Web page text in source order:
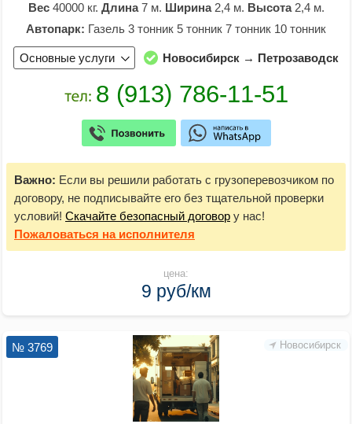
Вес40000 кг. Длина7 м. Ширина2,4 м. Высота2,4 м.
Автопарк: Газель 3 тонник 5 тонник 7 тонник 10 тонник
Основные услуги Новосибирск → Петрозаводск
Важно: Если вы решили работать с грузоперевозчиком по
договору, не подписывайте его без тщательной проверки
условий! Скачайте безопасный договор у нас!
Пожаловаться на исполнителя
цена:
9 руб/км
Новосибирск
№ 3769